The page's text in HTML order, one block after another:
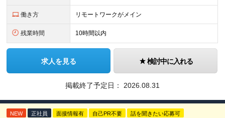
働き方 リモートワークがメイン
残業時間 10時間以内
求人を見る 検討中に入れる
掲載終了予定日： 2026.08.31
NEW 正社員 面接情報有 自己PR不要 話を聞きたい応募可